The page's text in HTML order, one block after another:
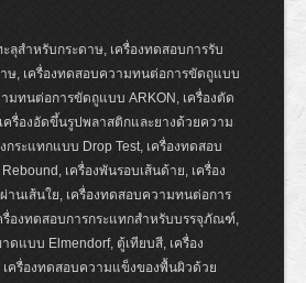
ลุสำหรับกระดาษ, เครื่องทดสอบการรับ
ษ, เครื่องทดสอบความทนต่อการขัดถูแบบ
มทนต่อการขัดถูแบบ ARKON, เครื่องตัด
รื่องอัดขึ้นรูปพลาสติกและยางด้วยความ
กระแทกแบบ Drop Test, เครื่องทดสอบ
เครื่องพันรอบเส้นด้าย, เครื่อง
นเส้นใย, เครื่องทดสอบความทนต่อการ
รื่องทดสอบการกระแทกสำหรับบรรจุภัณฑ์,
ดแบบ Elmendorf, ตู้เทียบสี, เครื่อง
ครื่องทดสอบความแข็งของพื้นผิวด้วย